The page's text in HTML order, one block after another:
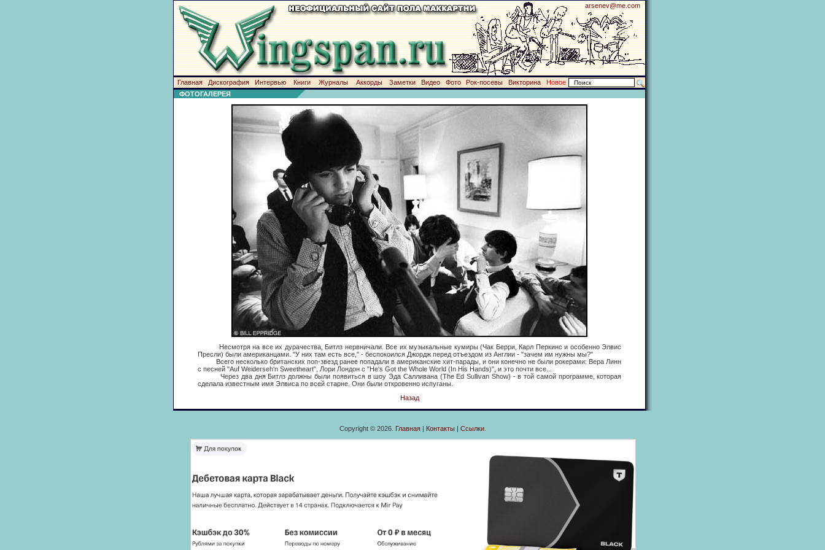
arsenev@me.com
Главная Дискография Интервью Книги Журналы Аккорды Заметки Видео Фото Рок-посевы Викторина
Новое
ФОТОГАЛЕРЕЯ
Несмотря на все их дурачества, Битлз нервничали. Все их музыкальные кумиры (Чак Берри, Карл Перкинс и особенно Элвис
Пресли) были американцами. "У них там есть все," - беспокоился Джордж перед отъездом из Англии - "зачем им нужны мы?"
Всего несколько британских поп-звезд ранее попадали в американские хит-парады, и они конечно не были рокерами: Вера Линн
с песней "Auf Weiderseh'n Sweetheart", Лори Лондон с "He's Got the Whole World (In His Hands)", и это почти все...
Через два дня Битлз должны были появиться в шоу Эда Салливана (The Ed Sullivan Show) - в той самой программе, которая
сделала известным имя Элвиса по всей старне. Они были откровенно испуганы.
Назад
Copyright © 2026. Главная| Контакты| Ссылки.